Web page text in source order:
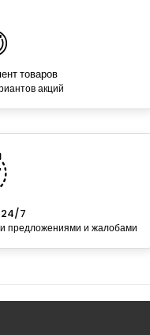
товаров
акций
24/7
предложениями и жалобами